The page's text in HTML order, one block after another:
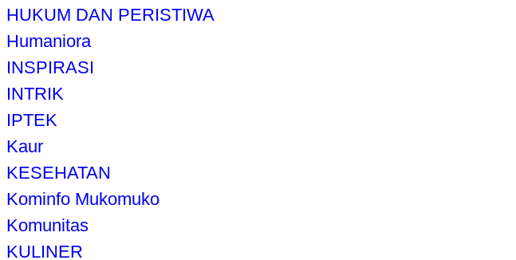
HUKUM DAN PERISTIWA
Humaniora
INSPIRASI
INTRIK
IPTEK
Kaur
KESEHATAN
Kominfo Mukomuko
Komunitas
KULINER